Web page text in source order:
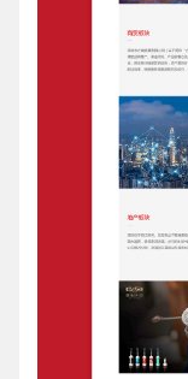
创意